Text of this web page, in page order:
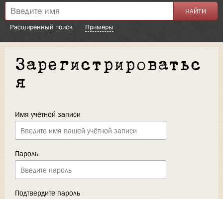
Расширенный поиск Примеры
Зарегистрироватьс
я
Имя учётной записи
Пароль
Подтвердите пароль